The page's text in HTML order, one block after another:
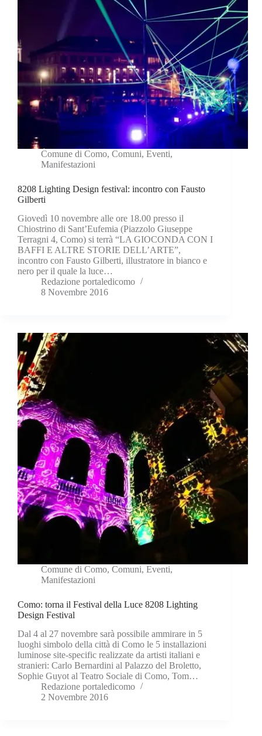
Comune di Como, Comuni, Eventi,
Manifestazioni
8208 Lighting Design festival: incontro con Fausto
Gilberti
Giovedì 10 novembre alle ore 18.00 presso il
Chiostrino di Sant’Eufemia (Piazzolo Giuseppe
Terragni 4, Como) si terrà “LA GIOCONDA CON I
BAFFI E ALTRE STORIE DELL’ARTE”,
incontro con Fausto Gilberti, illustratore in bianco e
nero per il quale la luce…
Redazione portaledicomo
8 Novembre 2016
Comune di Como, Comuni, Eventi,
Manifestazioni
Como: torna il Festival della Luce 8208 Lighting
Design Festival
Dal 4 al 27 novembre sarà possibile ammirare in 5
luoghi simbolo della città di Como le 5 installazioni
luminose site-specific realizzate da artisti italiani e
stranieri: Carlo Bernardini al Palazzo del Broletto,
Sophie Guyot al Teatro Sociale di Como, Tom…
Redazione portaledicomo
2 Novembre 2016